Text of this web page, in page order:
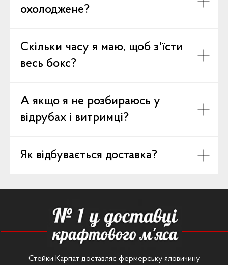
охолоджене?
Скільки часу я маю, щоб з'їсти
весь бокс?
А якщо я не розбираюсь у
відрубах і витримці?
Як відбувається доставка?
Стейки Карпат доставляє фермерську яловичину